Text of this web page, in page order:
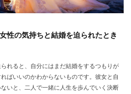
性の気持ちと結婚を迫られたとき
れると、自分にはまだ結婚をするつもりが
ばいいのかわからないものです。彼女と自
いと、二人で一緒に人生を歩んでいく決断